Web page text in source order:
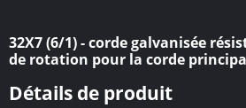
32X7 (6/1) - corde galvanisée
de rotation pour la corde
Détails de produit